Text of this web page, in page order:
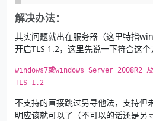
解决办法：
其实问题就出在服务器（这里特指
开启TLS 1.2，这里先说一下符合这
windows7或windows Server 2008R2 及
TLS 1.2
不支持的直接跳过另寻他法，支持但
明应该就可以了（不可以的话还是另